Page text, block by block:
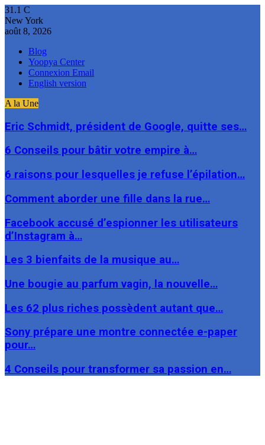
31.1 C
New York
août 8, 2026
Blog
Yoopya Center
Connexion Email
English version
A la Une
Eric Schmidt, président de Google, quitte ses…
6 Conseils pour bâtir votre empire à…
6 raisons pour lesquelles je refuse l’épilation…
Comment aborder une fille dans la rue…
Facebook accusé d’espionner les utilisateurs
d’Instagram à…
Les 3 bienfaits de la musique au…
Une bougie au parfum vagin, la nouvelle…
Les 62 plus riches possèdent autant que…
Sony prépare une montre connectée e-paper
pour…
4 Conseils pour transformer sa passion en…